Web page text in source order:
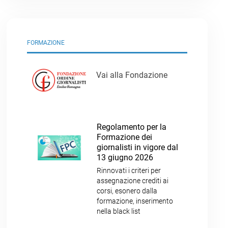
FORMAZIONE
Vai alla Fondazione
Regolamento per la
Formazione dei
giornalisti in vigore dal
13 giugno 2026
Rinnovati i criteri per
assegnazione crediti ai
corsi, esonero dalla
formazione, inserimento
nella black list